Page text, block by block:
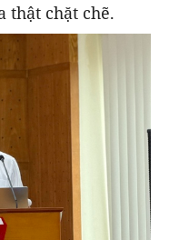
thật chặt chẽ.